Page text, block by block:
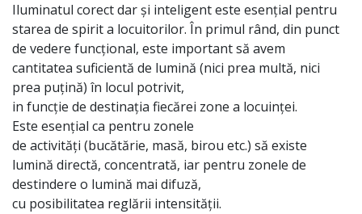
Iluminatul corect darși inteligenteste esențial pentru
starea de spirit a locuitorilor. În primul rând, din punct
de vedere funcțional, este importantsă avem
cantitatea suficientă de lumină (nici prea multă, nici
prea puțină) în locul potrivit,
in funcție de destinația fiecărei zone a locuinței.
Este esențial ca pentru zonele
de activități (bucătărie, masă, birou etc.) să existe
lumină directă, concentrată, iar pentru zonele de
destindere o lumină mai difuză,
cu posibilitatea reglării intensității.